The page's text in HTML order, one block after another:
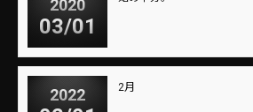
2020
03/01
2022 2月